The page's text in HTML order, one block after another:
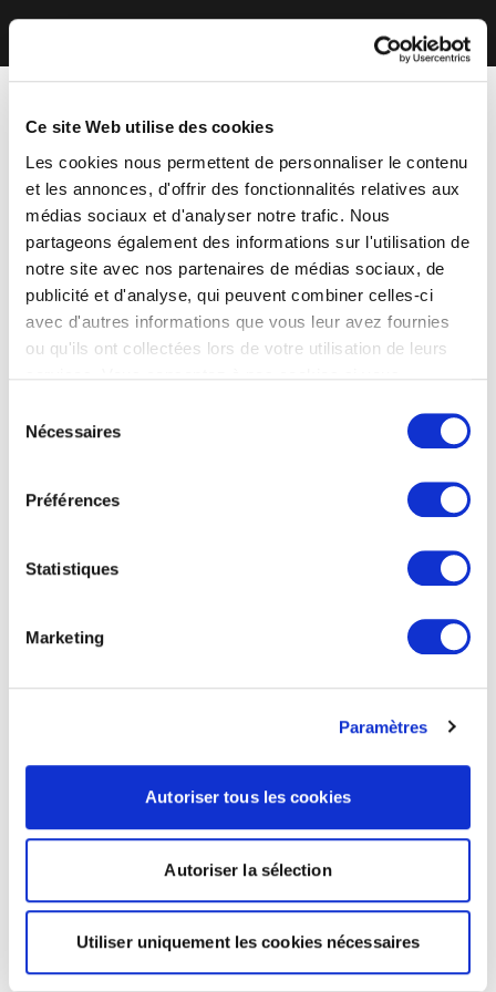
Ce site Web utilise des cookies
Les cookies nous permettent de personnaliser le contenu
et les annonces, d'offrir des fonctionnalités relatives aux
médias sociaux et d'analyser notre trafic. Nous
partageons également des informations sur l'utilisation de
notre site avec nos partenaires de médias sociaux, de
publicité et d'analyse, qui peuvent combiner celles-ci
avec d'autres informations que vous leur avez fournies
ou qu'ils ont collectées lors de votre utilisation de leurs
Nécessaires
Préférences
Statistiques
Marketing
Paramètres
Autoriser tous les cookies
Autoriser la sélection
Utiliser uniquement les cookies nécessaires